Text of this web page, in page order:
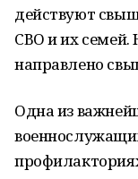
действуют
СВО и их семей.
направлено
Одна из